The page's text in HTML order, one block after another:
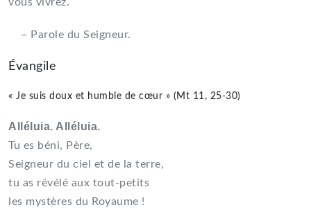
– Parole du Seigneur.
Évangile
« Je suis doux et humble de cœur » (Mt 11, 25-30)
Alléluia. Alléluia.
Tu es béni, Père,
Seigneur du ciel et de la terre,
tu as révélé aux tout-petits
les mystères du Royaume !